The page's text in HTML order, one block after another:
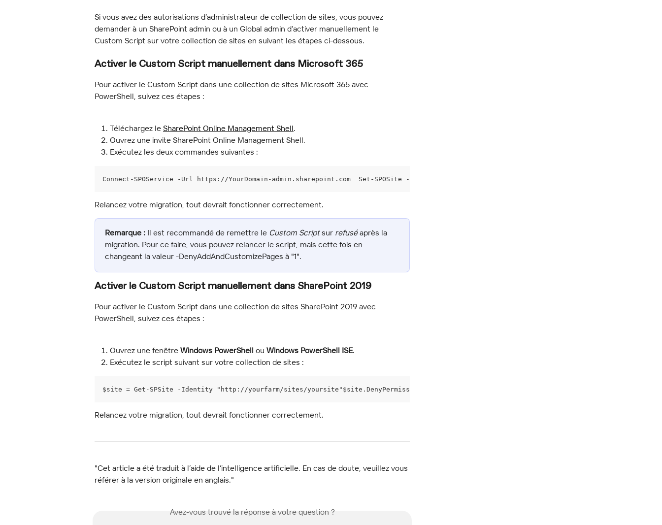
Si vous avez des autorisations d’administrateur de collection de sites, vous pouvez
demander à un SharePoint admin ou à un Global admin d’activer manuellement le
Custom Script sur votre collection de sites en suivant les étapes ci-dessous.
Activer le Custom Script manuellement dans Microsoft 365
Pour activer le Custom Script dans une collection de sites Microsoft 365 avec
PowerShell, suivez ces étapes :
Téléchargez le SharePoint Online Management Shell.
Ouvrez une invite SharePoint Online Management Shell.
Exécutez les deux commandes suivantes :
Connect-SPOService -Url https://YourDomain-admin.sharepoint.com  Set-SPOSite -Identity https://YourDomain.sharepoint.com/sites/YourSite -
Relancez votre migration, tout devrait fonctionner correctement.
Remarque : Il est recommandé de remettre le Custom Script sur refusé après la
migration. Pour ce faire, vous pouvez relancer le script, mais cette fois en
changeant la valeur -DenyAddAndCustomizePages à "1".
Activer le Custom Script manuellement dans SharePoint 2019
Pour activer le Custom Script dans une collection de sites SharePoint 2019 avec
PowerShell, suivez ces étapes :
Ouvrez une fenêtre Windows PowerShell ou Windows PowerShell ISE.
Exécutez le script suivant sur votre collection de sites :
$site = Get-SPSite -Identity "http://yourfarm/sites/yoursite"$site.DenyPermissionsMask = [Microsoft.SharePoint.SPBasePermissions]::EmptyMask\
Relancez votre migration, tout devrait fonctionner correctement.
"Cet article a été traduit à l’aide de l’intelligence artificielle. En cas de doute, veuillez vous
référer à la version originale en anglais."
Avez-vous trouvé la réponse à votre question ?